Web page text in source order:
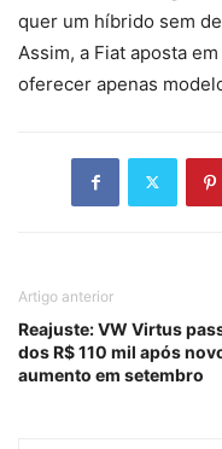
quer um híbrido sem
Assim, a Fiat aposta
oferecer apenas
Artigo anterior
Reajuste: VW Virtus
dos R$ 110 mil após
aumento em setembro